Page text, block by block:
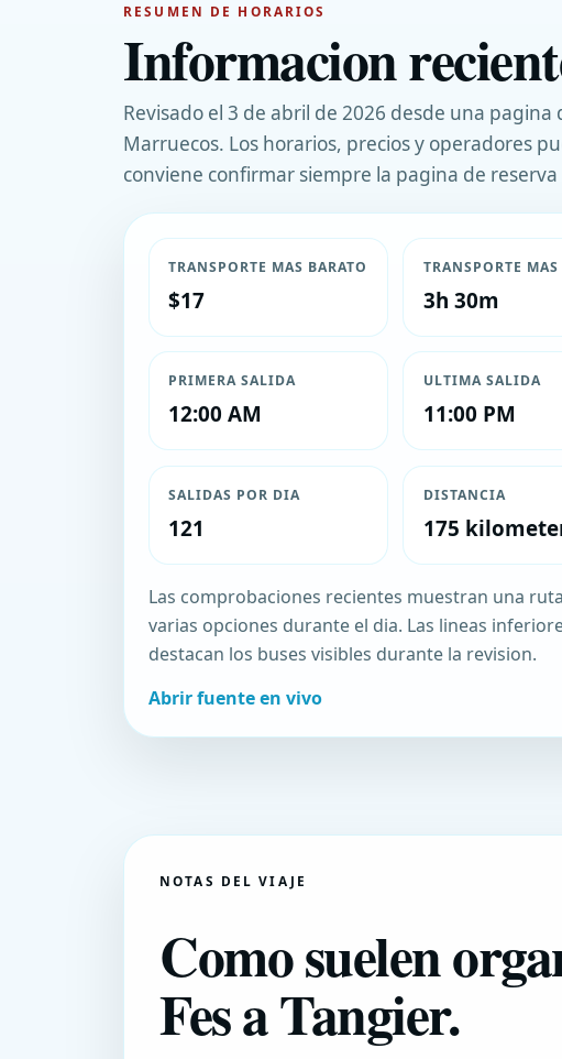
RESUMEN DE HORARIOS
Informacion
Revisado el 3 de abril de 2026 desde una pagina
Marruecos. Los horarios, precios y operadores
conviene confirmar siempre la pagina de
TRANSPORTE MAS BARATO
$17
TRANSPORTE
3h 30m
PRIMERA SALIDA
12:00 AM
ULTIMA SALIDA
11:00 PM
SALIDAS POR DIA
121
DISTANCIA
175
Las comprobaciones recientes muestran una
varias opciones durante el dia. Las lineas
destacan los buses visibles durante la revision.
Abrir fuente en vivo
NOTAS DEL VIAJE
Como suelen
Fes a Tangier.